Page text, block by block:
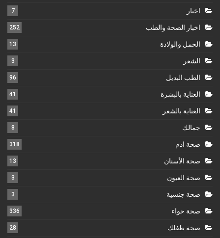
اخبار 7
اخبار الصحة والطب 252
الحمل والولادة 13
الشعر 3
الطب البديل 96
العناية بالبشرة 41
العناية بالشعر 41
جمالك 8
صحة ادم 318
صحة الأسنان 13
صحة العيون 3
صحة جنسية 3
صحة حواء 336
صحة طفلك 28